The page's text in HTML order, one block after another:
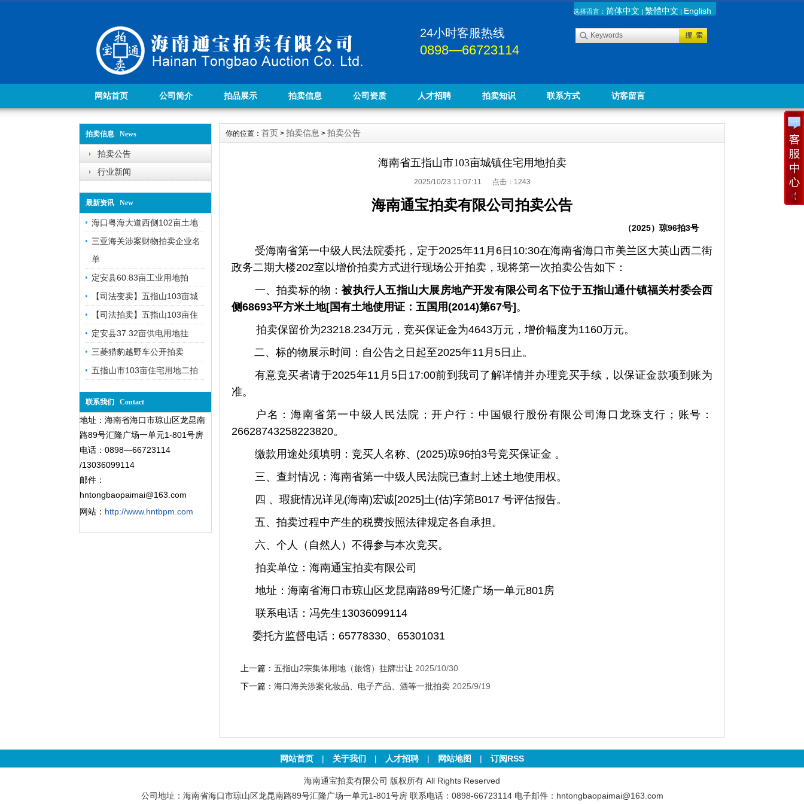
选择语言： 简体中文 | 繁體中文 | English
24小时客服热线
0898—66723114
网站首页 公司简介 拍品展示 拍卖信息 公司资质 人才招聘 拍卖知识 联系方式 访客留言
拍卖信息 News
拍卖公告
行业新闻
最新资讯 New
海口粤海大道西侧102亩土地
三亚海关涉案财物拍卖企业名
单
定安县60.83亩工业用地拍
【司法变卖】五指山103亩城
【司法拍卖】五指山103亩住
定安县37.32亩供电用地挂
三菱猎豹越野车公开拍卖
五指山市103亩住宅用地二拍
联系我们 Contact
地址：海南省海口市琼山区龙昆南
路89号汇隆广场一单元1-801号房
电话：0898—66723114
/13036099114
邮件：
hntongbaopaimai@163.com
网站： http://www.hntbpm.com
你的位置： 首页 > 拍卖信息 > 拍卖公告
海南省五指山市103亩城镇住宅用地拍卖
2025/10/23 11:07:11 点击： 1243
海南通宝拍卖有限公司拍卖公告
（2025） 琼96拍3号
受海南省第一中级人民法院委托，定于2025年11月6日10:30在海南省海口市美兰区大英山西二街
政务二期大楼202室以增价拍卖方式进行现场公开拍卖，现将第一次拍卖公告如下：
一、拍卖标的物：被执行人五指山大展房地产开发有限公司 名下位于五指山通什镇福关村委会西
侧68693平方米土地[国有土地使用证：五国用(2014)第67号] 。
拍卖保留价为23218.234万元，竞买保证金为4643万元，增价幅度为1160万元。
二、标的物展示时间：自公告之日起至2025年11月5 日止。
有意竞买者请于2025年11月5日17:00前到我司了解详情并办理竞买手续，以保证金款项到账为
准。
户名：海南省第一中级人民法院；开户行：中国银行股份有限公司海口龙珠支行；账号：
26628743258223820。
缴款用途处须填明： 竞买人名称、 (2025)琼96拍3号竞买保证金 。
三、查封情况：海南省第一中级人民法院已查封上述土地使用权。
四 、瑕疵情况详见(海南)宏诚[2025]土(估)字第B017号评估报告。
五、拍卖过程中产生的税费按照法律规定各自承担。
六、个人（自然人）不得参与本次竞买。
拍卖单位：海南通宝拍卖有限公司
地址：海南省海口市琼山区龙昆南路89号汇隆广场一单元801房
联系电话：冯先生13036099114
委托方监督电话： 65778330、65301031
上一篇： 五指山2宗集体用地（旅馆）挂牌出让 2025/10/30
下一篇： 海口海关涉案化妆品、电子产品、酒等一批拍卖 2025/9/19
网站首页 | 关于我们 | 人才招聘 | 网站地图 | 订阅RSS
海南通宝拍卖有限公司 版权所有 All Rights Reserved
公司地址：海南省海口市琼山区龙昆南路89号汇隆广场一单元1-801号房 联系电话：0898-66723114 电子邮件：hntongbaopaimai@163.com